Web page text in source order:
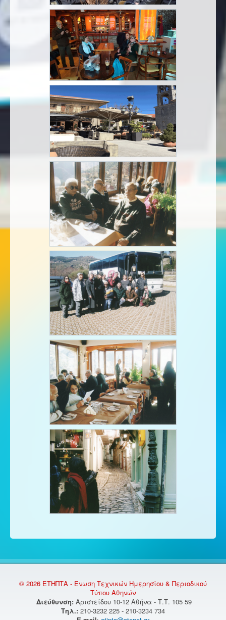
© 2026 ΕΤΗΠΤΑ - Ένωση Τεχνικών Ημερησίου & Περιοδικού
Τύπου Αθηνών
Διεύθυνση: Αριστείδου 10-12 Αθήνα - Τ.Τ. 105 59
Τηλ.: 210-3232 225 - 210-3234 734